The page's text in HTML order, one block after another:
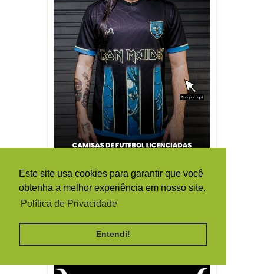
Este site usa cookies para garantir que você
obtenha a melhor experiência em nosso site.
Política de Privacidade
Entendi!